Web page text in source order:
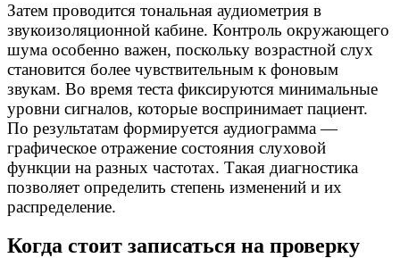
Затем проводится тональная аудиометрия в
звукоизоляционной кабине. Контроль окружающего
шума особенно важен, поскольку возрастной слух
становится более чувствительным к фоновым
звукам. Во время теста фиксируются минимальные
уровни сигналов, которые воспринимает пациент.
По результатам формируется аудиограмма —
графическое отражение состояния слуховой
функции на разных частотах. Такая диагностика
позволяет определить степень изменений и их
распределение.
Когда стоит записаться на проверку